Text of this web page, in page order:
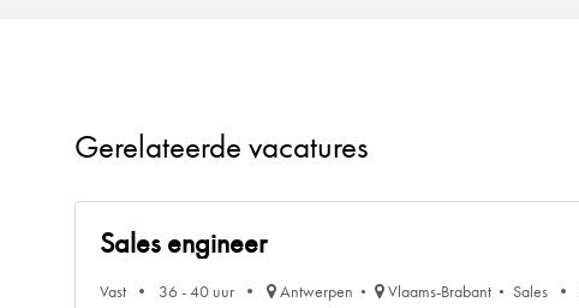
Gerelateerde vacatures
Sales engineer
Vast 36 - 40 uur Antwerpen Vlaams-Brabant Sales